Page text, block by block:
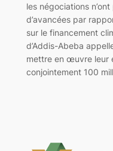
les négociations
d’avancées par
sur le financement
d’Addis-Abeba
mettre en œuvre leur
conjointement 100